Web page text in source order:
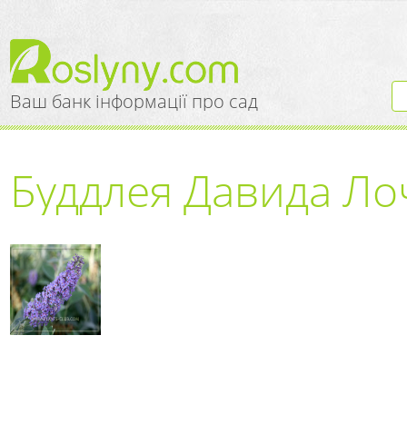
Ваш банк інформації про сад
Буддлея Давида